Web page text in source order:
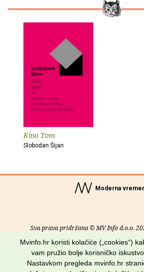
Kino Tom
Slobodan Šijan
Moderna
Sva prava pridržana © MV Info d.o.o.
Uvjeti korištenja
Potraži nas na:
Mvinfo.hr koristi kolačiće („cookies“)
vam pružio bolje korisničko iskustvo.
Nastavkom pregleda mvinfo.hr